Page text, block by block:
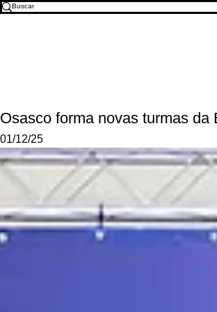
Osasco forma novas turmas da
01/12/25